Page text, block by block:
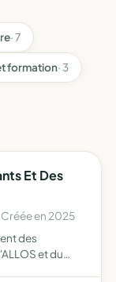
· 7
formation· 3
Et Des
Créée en 2025
des
et du